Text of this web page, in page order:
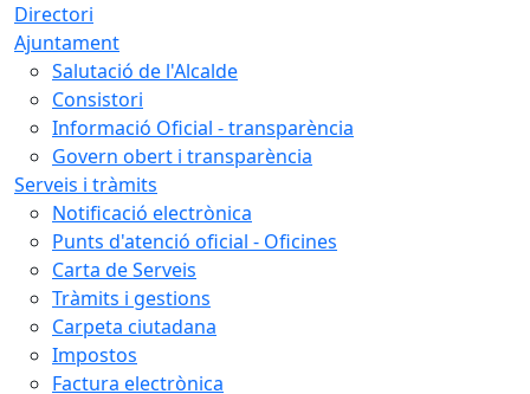
Directori
Ajuntament
Salutació de l'Alcalde
Consistori
Informació Oficial - transparència
Govern obert i transparència
Serveis i tràmits
Notificació electrònica
Punts d'atenció oficial - Oficines
Carta de Serveis
Tràmits i gestions
Carpeta ciutadana
Impostos
Factura electrònica